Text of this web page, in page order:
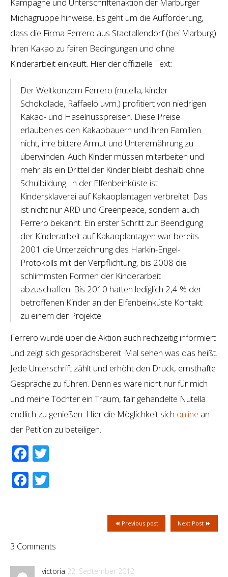
Michagruppe hinweise. Es geht um die Aufforderung,
dass die Firma Ferrero aus Stadtallendorf (bei Marburg)
ihren Kakao zu fairen Bedingungen und ohne
Kinderarbeit einkauft. Hier der offizielle Text:
Der Weltkonzern Ferrero (nutella, kinder
Schokolade, Raffaelo uvm.) profitiert von niedrigen
Kakao- und Haselnusspreisen. Diese Preise
erlauben es den Kakaobauern und ihren Familien
nicht, ihre bittere Armut und Unterernährung zu
überwinden. Auch Kinder müssen mitarbeiten und
mehr als ein Drittel der Kinder bleibt deshalb ohne
Schulbildung. In der Elfenbeinküste ist
Kindersklaverei auf Kakaoplantagen verbreitet. Das
ist nicht nur ARD und Greenpeace, sondern auch
Ferrero bekannt. Ein erster Schritt zur Beendigung
der Kinderarbeit auf Kakaoplantagen war bereits
2001 die Unterzeichnung des Harkin-Engel-
Protokolls mit der Verpflichtung, bis 2008 die
schlimmsten Formen der Kinderarbeit
abzuschaffen. Bis 2010 hatten lediglich 2,4 % der
betroffenen Kinder an der Elfenbeinküste Kontakt
zu einem der Projekte.
Ferrero wurde über die Aktion auch rechzeitig informiert
und zeigt sich gesprächsbereit. Mal sehen was das heißt.
Jede Unterschrift zählt und erhöht den Druck, ernsthafte
Gespräche zu führen. Denn es wäre nicht nur für mich
und meine Töchter ein Traum, fair gehandelte Nutella
endlich zu genießen. Hier die Möglichkeit sich online an
der Petition zu beteiligen.
Facebook
Facebook
Next Post
Previous post
3 Comments
victoria 22. September 2012